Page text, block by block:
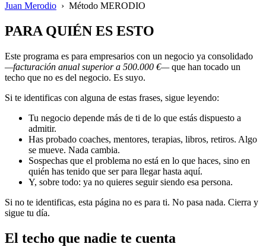
Juan Merodio › Método MERODIO
PARA QUIÉN ES ESTO
Este programa es para empresarios con un negocio ya consolidado
—facturación anual superior a 500.000 €—que han tocado un
techo que no es del negocio. Es suyo.
Si te identificas con alguna de estas frases, sigue leyendo:
Tu negocio depende más de ti de lo que estás dispuesto a
admitir.
Has probado coaches, mentores, terapias, libros, retiros. Algo
se mueve. Nada cambia.
Sospechas que el problema no está en lo que haces, sino en
quién has tenido que ser para llegar hasta aquí.
Y, sobre todo: ya no quieres seguir siendo esa persona.
Si no te identificas, esta página no es para ti. No pasa nada. Cierra y
sigue tu día.
El techo que nadie te cuenta